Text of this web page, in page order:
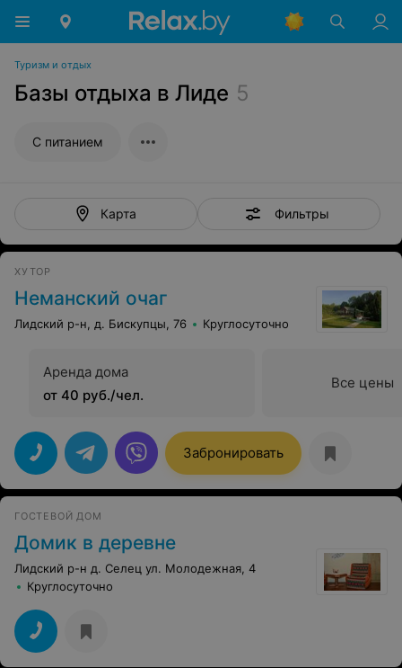
Туризм и отдых
Базы отдыха в Лиде 5
С питанием
Карта Фильтры
ХУТОР
Неманский очаг
Лидский р-н, д. Бискупцы, 76 Круглосуточно
Аренда дома
от 40 руб./чел.
Все цены
Забронировать
ГОСТЕВОЙ ДОМ
Домик в деревне
Лидский р-н д. Селец ул. Молодежная, 4
Круглосуточно